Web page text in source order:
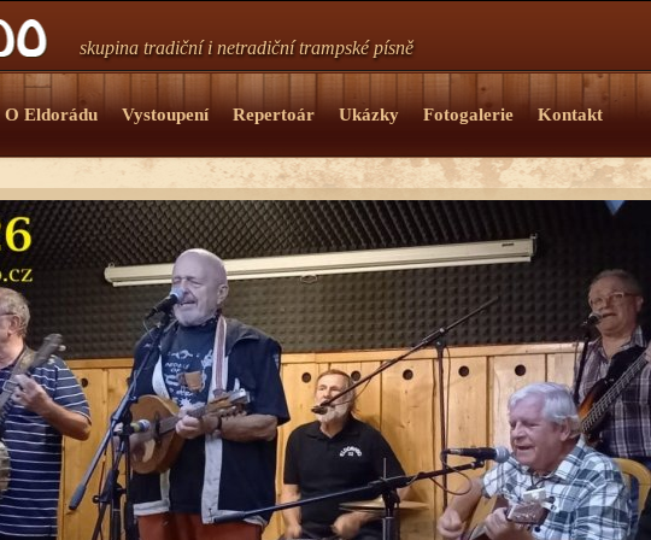
skupina tradiční i netradiční trampské písně
O Eldorádu Vystoupení Repertoár Ukázky Fotogalerie Kontakt